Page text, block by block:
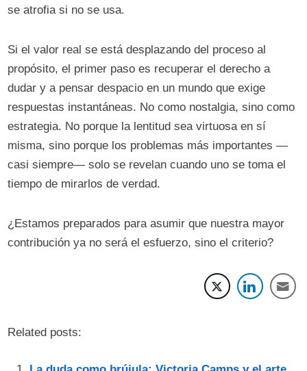
se atrofia si no se usa.
Si el valor real se está desplazando del proceso al
propósito, el primer paso es recuperar el derecho a
dudar y a pensar despacio en un mundo que exige
respuestas instantáneas. No como nostalgia, sino como
estrategia. No porque la lentitud sea virtuosa en sí
misma, sino porque los problemas más importantes —
casi siempre— solo se revelan cuando uno se toma el
tiempo de mirarlos de verdad.
¿Estamos preparados para asumir que nuestra mayor
contribución ya no será el esfuerzo, sino el criterio?
Related posts: